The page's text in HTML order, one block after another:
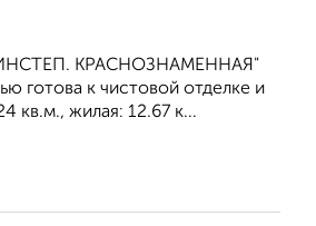
"ИНСТЕП. КРАСНОЗНАМЕННАЯ"
готова к чистовой отделке и
кв.м., жилая: 12.67 к...